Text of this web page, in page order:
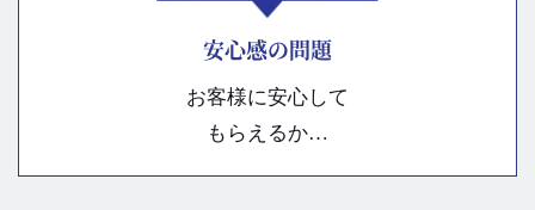
安心感の問題
お客様に安心して
もらえるか…